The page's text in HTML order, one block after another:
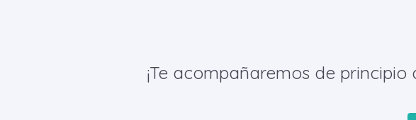
¡Te acompañaremos de